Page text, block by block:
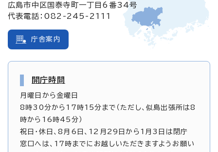
広島市中区国泰寺町一丁目6番34号
代表電話：082-245-2111
庁舎案内
開庁時間
月曜日から金曜日
8時30分から17時15分まで（ただし、似島出張所は8
時から16時45分）
祝日・休日、8月6日、12月29日から1月3日は閉庁
窓口へは、17時までにお越しいただきますようお願い